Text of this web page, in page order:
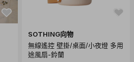
品從國外下單進口需經過以下程
、當地物流出貨、各國節假日、天
期之變數產生。若有上述變數產
SOTHING向物
無線遙控 壁掛/桌面/小夜燈 多用
途風扇-鈴蘭